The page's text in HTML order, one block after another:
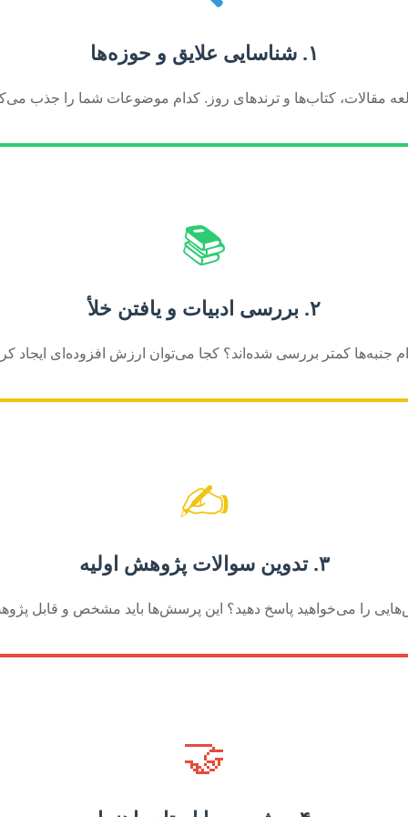
۱. شناسایی علایق و حوزه‌ها
مقالات، کتاب‌ها و ترندهای روز. کدام موضوعات شما را جذب
📚
۲. بررسی ادبیات و یافتن خلأ
جنبه‌ها کمتر بررسی شده‌اند؟ کجا می‌توان ارزش افزوده‌ای ایجاد
✍️
۳. تدوین سوالات پژوهش اولیه
را می‌خواهید پاسخ دهید؟ این پرسش‌ها باید مشخص و قابل
🤝